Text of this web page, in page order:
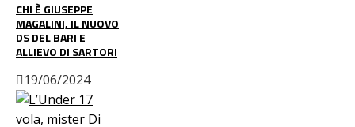
CHI È GIUSEPPE
MAGALINI, IL NUOVO
DS DEL BARI E
ALLIEVO DI SARTORI
19/06/2024